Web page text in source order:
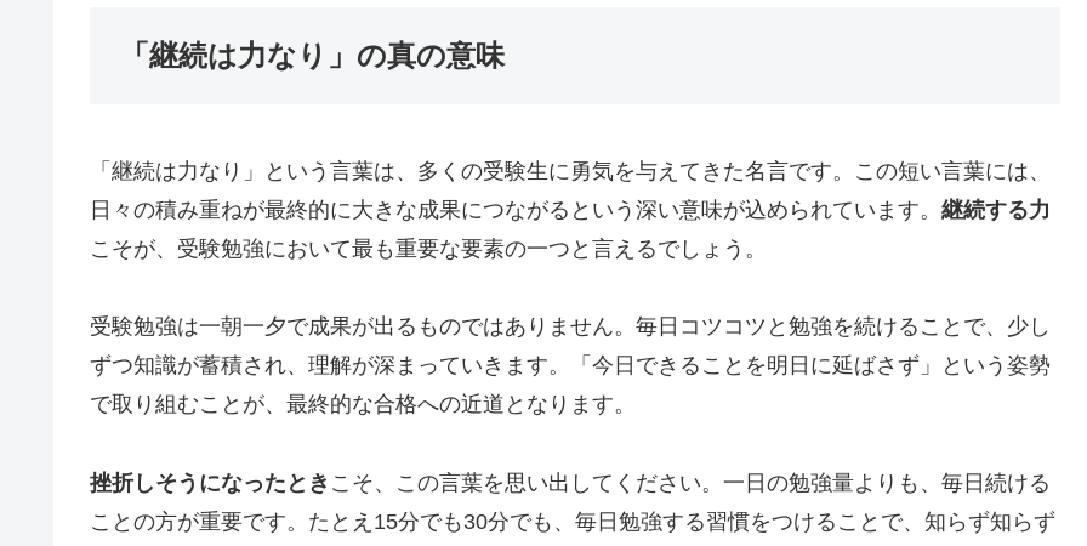
「継続は力なり」の真の意味
「継続は力なり」という言葉は、多くの受験生に勇気を与えてきた名言です。この短い言葉には、
日々の積み重ねが最終的に大きな成果につながるという深い意味が込められています。 継続する力
こそが、受験勉強において最も重要な要素の一つと言えるでしょう。
受験勉強は一朝一夕で成果が出るものではありません。毎日コツコツと勉強を続けることで、少し
ずつ知識が蓄積され、理解が深まっていきます。「今日できることを明日に延ばさず」という姿勢
で取り組むことが、最終的な合格への近道となります。
挫折しそうになったとき こそ、この言葉を思い出してください。一日の勉強量よりも、毎日続ける
ことの方が重要です。たとえ15分でも30分でも、毎日勉強する習慣をつけることで、知らず知らず